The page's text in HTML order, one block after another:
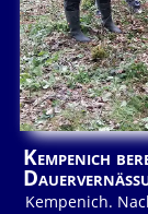
Kempenich
Kempenich.